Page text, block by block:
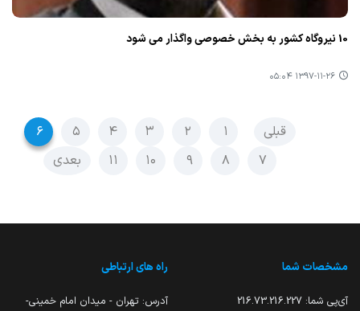
10 نیروگاه كشور به بخش خصوصی واگذار می شود
۱۳۹۷-۱۱-۲۶ ۰۵:۰۴
قبلی ۱ ۲ ۳ ۴ ۵
۶
۷
۸ ۹ ۱۰ ۱۱ بعدی
مشخصات شما
آی‌پی شما: 216.73.216.227
راه های ارتباطی
آدرس: تهران - میدان امام خمینی-